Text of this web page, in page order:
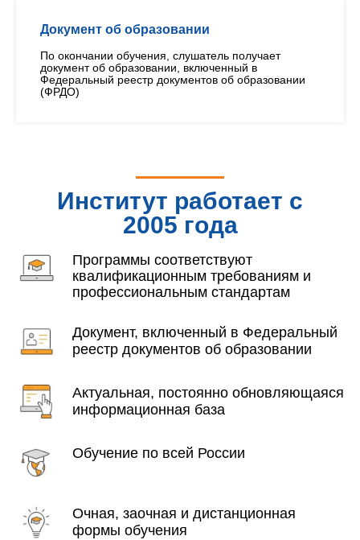
Документ об образовании
По окончании обучения, слушатель получает
документ об образовании, включенный в
Федеральный реестр документов об образовании
(ФРДО)
Институт работает с
2005 года
Программы соответствуют
квалификационным требованиям и
профессиональным стандартам
Документ, включенный в Федеральный
реестр документов об образовании
Актуальная, постоянно обновляющаяся
информационная база
Обучение по всей России
Очная, заочная и дистанционная
формы обучения